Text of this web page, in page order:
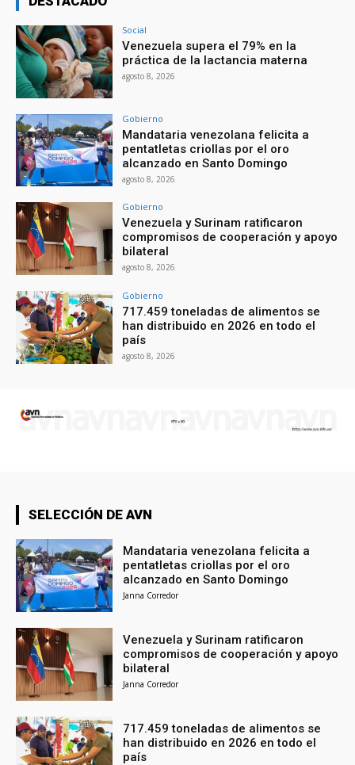
Social
Venezuela supera el 79% en la
práctica de la lactancia materna
agosto 8, 2026
Gobierno
Mandataria venezolana felicita a
pentatletas criollas por el oro
alcanzado en Santo Domingo
agosto 8, 2026
Gobierno
Venezuela y Surinam ratificaron
compromisos de cooperación y apoyo
bilateral
agosto 8, 2026
Gobierno
717.459 toneladas de alimentos se
han distribuido en 2026 en todo el
país
agosto 8, 2026
SELECCIÓN DE AVN
Mandataria venezolana felicita a
pentatletas criollas por el oro
alcanzado en Santo Domingo
Janna Corredor
Venezuela y Surinam ratificaron
compromisos de cooperación y apoyo
bilateral
Janna Corredor
717.459 toneladas de alimentos se
han distribuido en 2026 en todo el
país